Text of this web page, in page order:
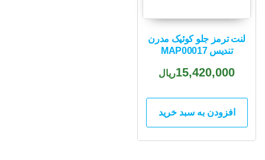
لنت ترمز جلو کوئیک مدرن
تندیس MAP00017
15,420,000ریال
افزودن به سبد خرید